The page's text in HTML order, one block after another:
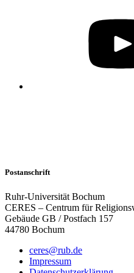
Postanschrift
Ruhr-Universität Bochum
CERES – Centrum für
Gebäude GB / Postfach 157
44780 Bochum
ceres@rub.de
Impressum